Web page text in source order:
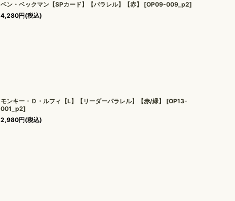
ベン・ベックマン【SPカード】【パラレル】【赤】 [OP09-009_p2]
4,280円(税込)
モンキー・Ｄ・ルフィ【L】【リーダーパラレル】【赤/緑】 [OP13-
001_p2]
2,980円(税込)